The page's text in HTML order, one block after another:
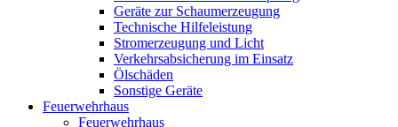
Geräte zur Schaumerzeugung
Technische Hilfeleistung
Stromerzeugung und Licht
Verkehrsabsicherung im Einsatz
Ölschäden
Sonstige Geräte
Feuerwehrhaus
Feuerwehrhaus